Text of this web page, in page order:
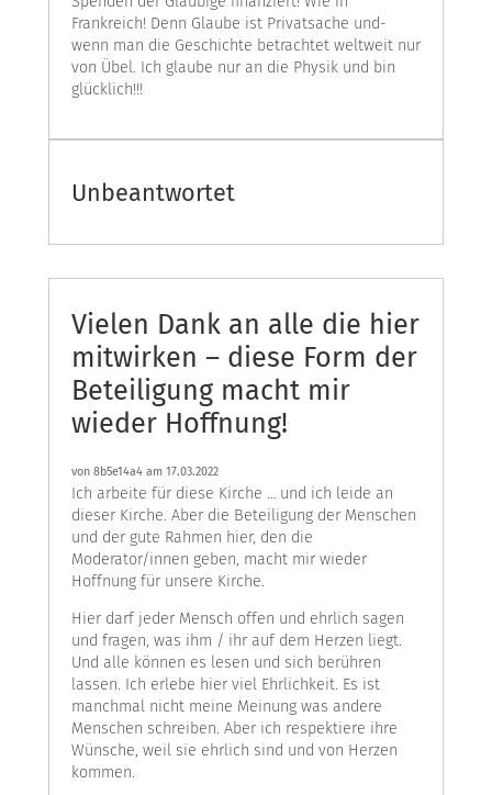
Frankreich! Denn Glaube ist Privatsache und-
wenn man die Geschichte betrachtet weltweit nur
von Übel. Ich glaube nur an die Physik und bin
glücklich!!!
Unbeantwortet
Vielen Dank an alle die hier
mitwirken – diese Form der
Beteiligung macht mir
wieder Hoffnung!
von 8b5e14a4 am 17.03.2022
Ich arbeite für diese Kirche … und ich leide an
dieser Kirche. Aber die Beteiligung der Menschen
und der gute Rahmen hier, den die
Moderator/innen geben, macht mir wieder
Hoffnung für unsere Kirche.
Hier darf jeder Mensch offen und ehrlich sagen
und fragen, was ihm / ihr auf dem Herzen liegt.
Und alle können es lesen und sich berühren
lassen. Ich erlebe hier viel Ehrlichkeit. Es ist
manchmal nicht meine Meinung was andere
Menschen schreiben. Aber ich respektiere ihre
Wünsche, weil sie ehrlich sind und von Herzen
kommen.